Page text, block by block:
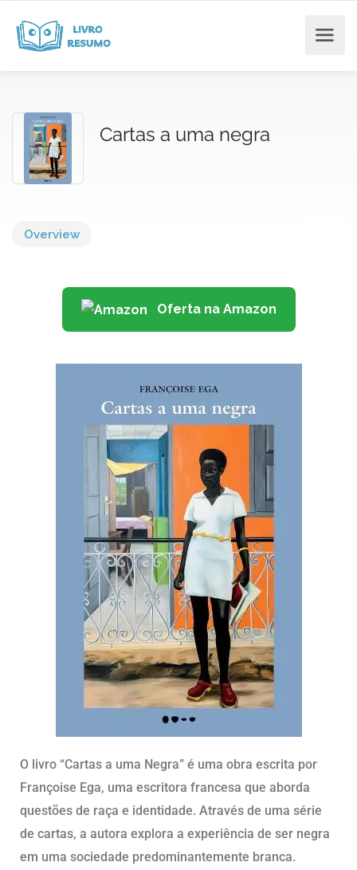
Cartas a uma negra
Overview
Oferta na Amazon
O livro “Cartas a uma Negra” é uma obra escrita por
Françoise Ega, uma escritora francesa que aborda
questões de raça e identidade. Através de uma série
de cartas, a autora explora a experiência de ser negra
em uma sociedade predominantemente branca.